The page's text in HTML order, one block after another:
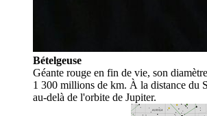
Bételgeuse
Géante rouge en fin de vie, son
1 300 millions de km. À la distance du
au-delà de l'orbite de Jupiter.